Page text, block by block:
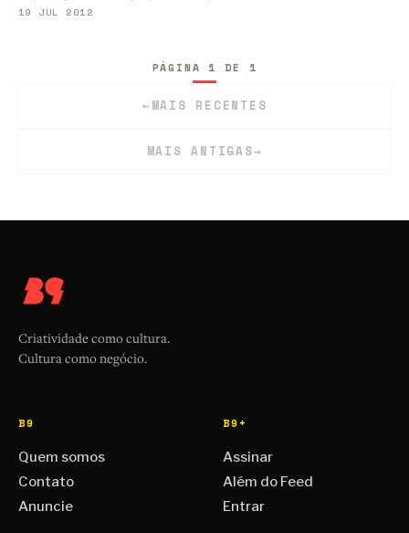
19 JUL 2012
←MAIS RECENTES
PÁGINA 1 DE 1
MAIS ANTIGAS→
Criatividade como cultura.
Cultura como negócio.
B9
Quem somos
Contato
Anuncie
B9+
Assinar
Além do Feed
Entrar